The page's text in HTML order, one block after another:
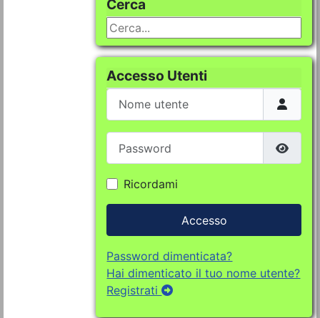
Cerca
Cerca...
Accesso Utenti
Ricordami
Accesso
Password dimenticata?
Hai dimenticato il tuo nome utente?
Registrati